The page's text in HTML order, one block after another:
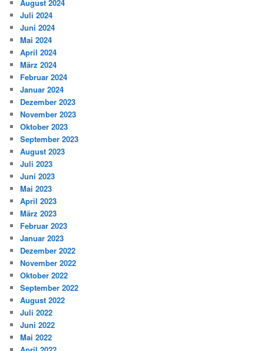
August 2024
Juli 2024
Juni 2024
Mai 2024
April 2024
März 2024
Februar 2024
Januar 2024
Dezember 2023
November 2023
Oktober 2023
September 2023
August 2023
Juli 2023
Juni 2023
Mai 2023
April 2023
März 2023
Februar 2023
Januar 2023
Dezember 2022
November 2022
Oktober 2022
September 2022
August 2022
Juli 2022
Juni 2022
Mai 2022